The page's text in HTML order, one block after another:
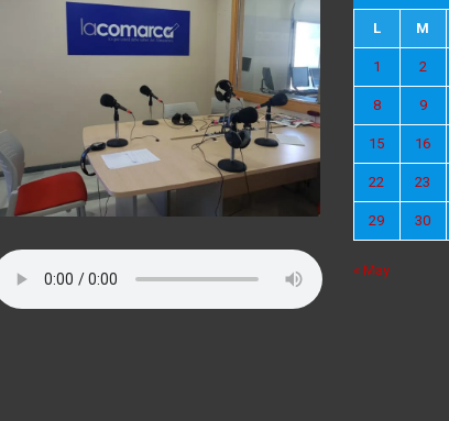
L M
1 2
8 9
15 16
22 23
29 30
« May